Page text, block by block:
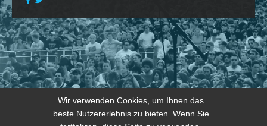
Wir verwenden Cookies, um Ihnen das
beste Nutzererlebnis zu bieten. Wenn Sie